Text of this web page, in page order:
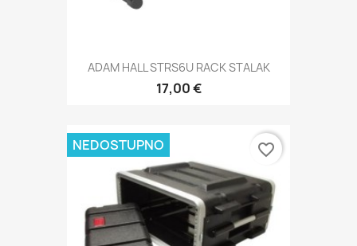
ADAM HALL STRS6U RACK STALAK
17,00 €
NEDOSTUPNO favorite_border